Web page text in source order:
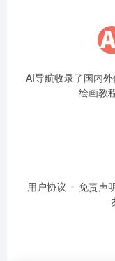
AI导航收录了国内
绘画教
用户协议 免责声